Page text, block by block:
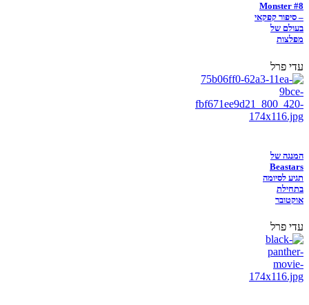
Monster #8
– סיפור קפקאי
בעולם של
מפלצות
עדי פרל
המנגה של
Beastars
תגיע לסיומה
בתחילת
אוקטובר
עדי פרל